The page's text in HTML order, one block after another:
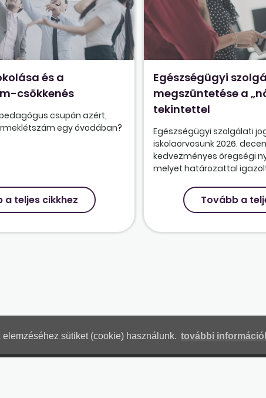
sütiket (cookie) használunk. további
és a
csökkenés
csupán azért,
egy óvodában?
a teljes cikkhez
Egészségügyi
megszüntetése a
tekintettel
Egészségügyi szolgálati
iskolaorvosunk 2026.
kedvezményes öregségi
melyet határozattal
Tovább a